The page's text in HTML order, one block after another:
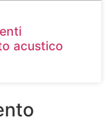
acustico